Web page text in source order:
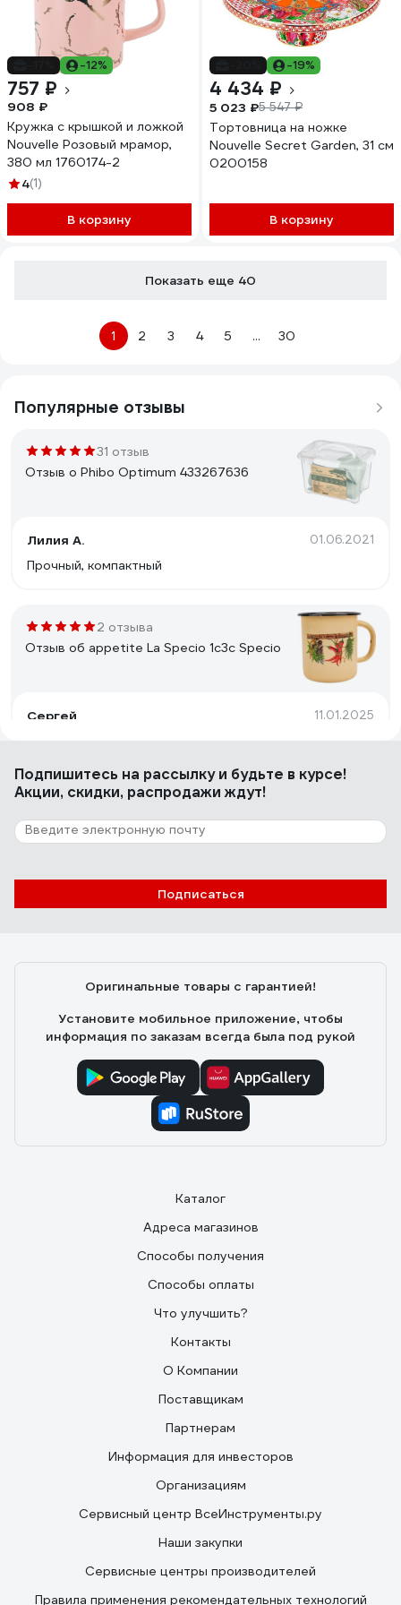
-12%
757 ₽
908 ₽
Кружка с крышкой и ложкой
Nouvelle Розовый мрамор,
380 мл 1760174-2
4(1)
В корзину
-19%
4 434 ₽
5 023 ₽5 547 ₽
Тортовница на ножке
Nouvelle Secret Garden, 31 см
0200158
В корзину
Показать еще 40
1 2 3 4 5 ... 30
Популярные отзывы
31 отзыв
Отзыв о Phibo Optimum 433267636
Лилия А. 01.06.2021
Прочный, компактный
2 отзыва
Отзыв об appetite La Specio 1с3с Specio
Сергей 11.01.2025
Годится и для чая, и для кваса, и для прочего, чтобы
сварить, картофелину, или чего нить разогреть.
Стенки и дно, к слову, вполне толстые.
1 отзыв
характером, дизайн 2, 230 мл, маленькая,
Подпишитесь на рассылкуи будьте в курсе!
Акции, скидки, распродажи ждут!
Подписаться
Оригинальные товары с гарантией!
Установите мобильное приложение, чтобы
информация по заказам всегда была под рукой
Каталог
Адреса магазинов
Способы получения
Способы оплаты
Что улучшить?
Контакты
О Компании
Поставщикам
Партнерам
Информация для инвесторов
Организациям
Сервисный центр ВсеИнструменты.ру
Наши закупки
Сервисные центры производителей
Правила применения рекомендательных технологий